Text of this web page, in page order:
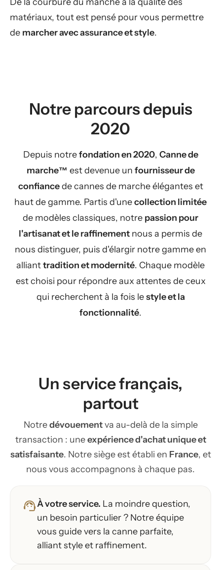
matériaux, tout est pensé pour vous permettre
de marcher avec assurance et style.
Notre parcours depuis
2020
Depuis notrefondation en 2020, Canne de
marche™ est devenue un fournisseur de
confiancede cannes de marche élégantes et
haut de gamme. Partis d'unecollection limitée
de modèles classiques, notre passion pour
l'artisanat et le raffinement nous a permis de
nous distinguer, puis d'élargir notre gamme en
allianttradition et modernité. Chaque modèle
est choisi pour répondre aux attentes de ceux
qui recherchent à la fois lestyle et la
fonctionnalité.
Un service français,
partout
Notredévouementva au-delà de la simple
transaction : uneexpérience d'achat unique et
satisfaisante. Notre siège est établi en France, et
nous vous accompagnons à chaque pas.
À votre service. La moindre question,
un besoin particulier ? Notre équipe
vous guide vers la canne parfaite,
alliant style et raffinement.